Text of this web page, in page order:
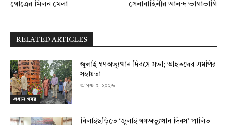
গোত্রের মিলন মেলা
সেনাবাহিনীর আনন্দ ভাগাভাগি
RELATED ARTICLES
প্রধান খবর
জুলাই গণঅভ্যুত্থান দিবসে সভা; আহতদের এমপির
সহায়তা
আগস্ট ৫, ২০২৬
বিলাইছড়িতে ‘জুলাই গণঅভ্যুত্থান দিবস’ পালিত